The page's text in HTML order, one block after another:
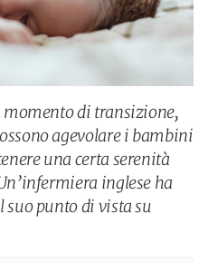
momento di transizione,
agevolare i bambini
una certa serenità
inglese ha
suo punto di vista su